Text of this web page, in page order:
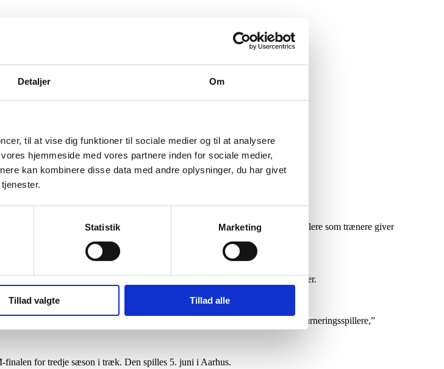
Detaljer Om
til at vise dig funktioner til sociale medier og til at analysere
hjemmeside med vores partnere inden for sociale medier,
kan kombinere disse data med andre oplysninger, du har givet
Statistik Marketing
Tillad valgte Tillad alle
i går. Kun ét hold må tage turen en række ned.
springe. Der er ingen tvivl om, at vores satsning med dygtige elitedivisionsspillere som trænere giver
Hele 27 hold har deltaget i Lunar Ligaen, som holdturneringen i padel hedder.
begge centre.
popularitet. Der er ikke mange fodboldklubber, der har så mange aktive turneringsspillere,”
finalen for tredje sæson i træk. Den spilles 5. juni i Aarhus.